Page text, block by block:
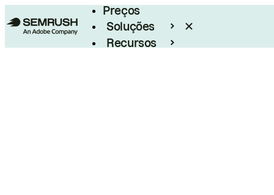
Preços
Soluções
Recursos